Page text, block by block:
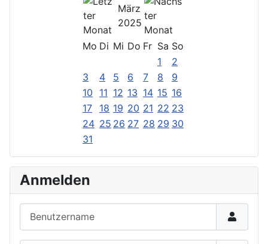
März
2025
Mo Di Mi Do Fr Sa So
1
2
3
4 5 6 7 8
9
10
11 12 13 14 15 16
17
18 19 20 21 22 23
24 25 26 27 28 29 30
31
Anmelden